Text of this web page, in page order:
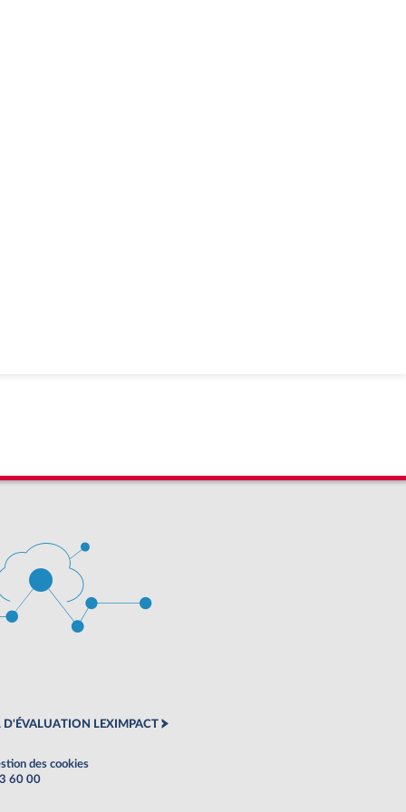
D'ÉVALUATION LEXIMPACT
des cookies
60 00